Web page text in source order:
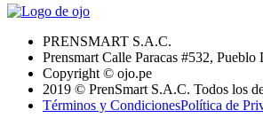
PRENSMART S.A.C.
Prensmart Calle Paracas #532,
Copyright © ojo.pe
2019 © PrenSmart S.A.C. Todos los
Términos y CondicionesPolítica de